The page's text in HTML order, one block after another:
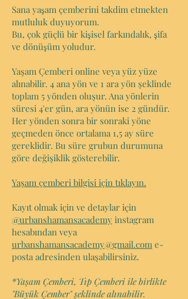
Sana yaşam çemberini takdim etmekten
mutluluk duyuyorum.
Bu, çok güçlü bir kişisel farkındalık, şifa
ve dönüşüm yoludur.
Yaşam Çemberi online veya yüz yüze
alınabilir. 4 ana yön ve 1 ara yön şeklinde
toplam 5 yönden oluşur. Ana yönlerin
süresi 4'er gün, ara yönün ise 2 gündür.
Her yönden sonra bir sonraki yöne
geçmeden önce ortalama 1,5 ay süre
gereklidir. Bu süre grubun durumuna
göre değişiklik gösterebilir.
Yaşam çemberi bilgisi için tıklayın.
Kayıt olmak için ve detaylar için
@urbanshamansacademy instagram
hesabından veya
urbanshamansacademy@gmail.com e-
posta adresinden ulaşabilirsiniz.
*Yaşam Çemberi, Tıp Çemberi ile birlikte
"Büyük Çember" şeklinde alınabilir.